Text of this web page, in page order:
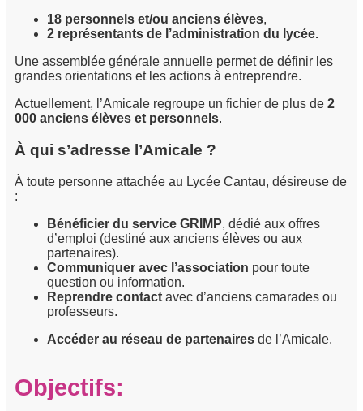
18 personnels et/ou anciens élèves,
2 représentants de l’administration du lycée.
Une assemblée générale annuelle permet de définir les
grandes orientations et les actions à entreprendre.
Actuellement, l’Amicale regroupe un fichier de plus de 2
000 anciens élèves et personnels.
À qui s’adresse l’Amicale ?
À toute personne attachée au Lycée Cantau, désireuse de
:
Bénéficier du service GRIMP, dédié aux offres
d’emploi (destiné aux anciens élèves ou aux
partenaires).
Communiquer avec l’association pour toute
question ou information.
Reprendre contact avec d’anciens camarades ou
professeurs.
Accéder au réseau de partenaires de l’Amicale.
Objectifs: